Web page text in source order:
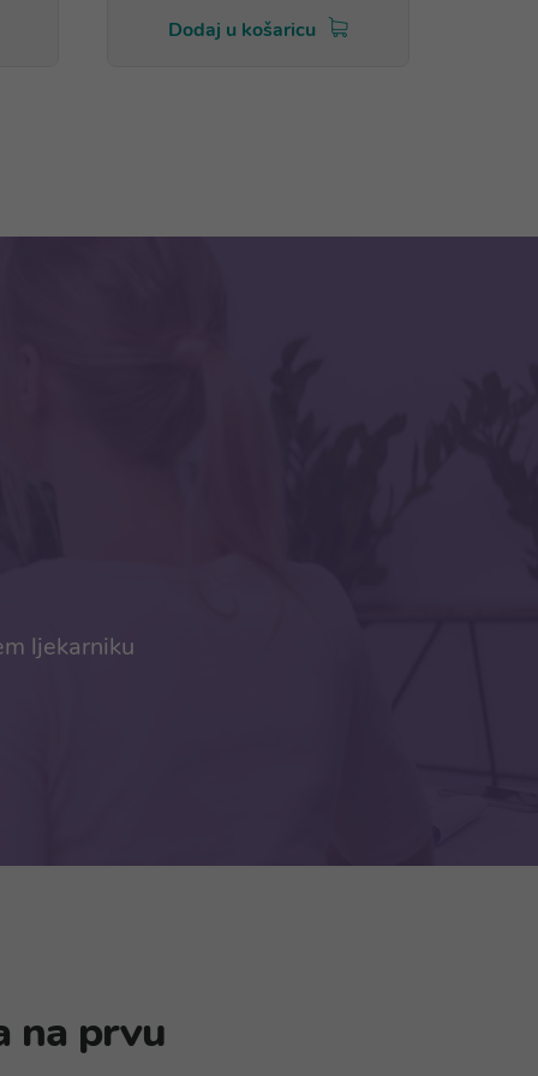
Dodaj u košaricu
ljekarniku
na prvu